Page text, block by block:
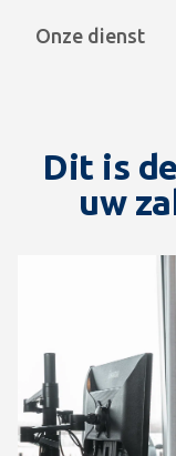
Onze dienst
Dit is
uw